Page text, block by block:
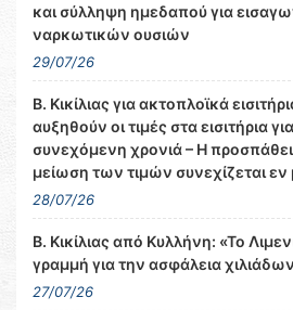
και σύλληψη ημεδαπού για
ναρκωτικών ουσιών
29/07/26
Β. Κικίλιας για ακτοπλοϊκά
αυξηθούν οι τιμές στα εισιτήρια
συνεχόμενη χρονιά – Η
μείωση των τιμών συνεχίζεται
28/07/26
Β. Κικίλιας από Κυλλήνη: «Το
γραμμή για την ασφάλεια
27/07/26